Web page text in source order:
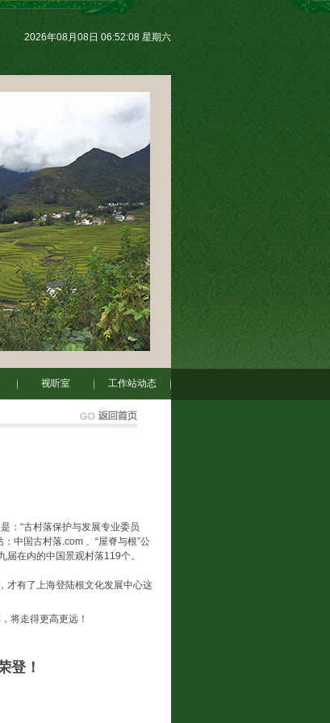
2026年08月08日 06:52:08 星期六
视听室 工作站动态
：“古村落保护与发展专业委员
：中国古村落.com 、“屋脊与根”公
在内的中国景观村落119个。
才有了上海登陆根文化发展中心这
将走得更高更远！
登！